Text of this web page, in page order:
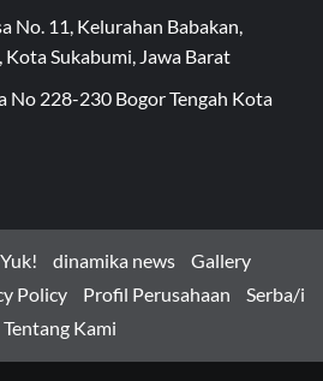
No. 11, Kelurahan Babakan,
Sukabumi, Jawa Barat
No 228-230 Bogor Tengah Kota
dinamika news
Gallery
Policy Profil Perusahaan
Serba/i
Tentang Kami